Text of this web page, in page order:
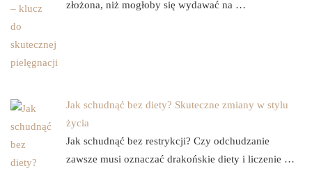
złożona, niż mogłoby się wydawać na …
Jak schudnąć bez diety? Skuteczne zmiany w stylu
życia
Jak schudnąć bez restrykcji? Czy odchudzanie
zawsze musi oznaczać drakońskie diety i liczenie …